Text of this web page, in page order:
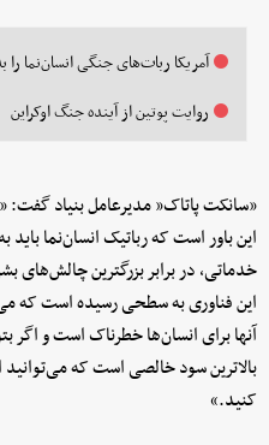
آمریکا ربات‌های جنگی انسان‌نما را
روایت پوتین از آینده جنگ اوکراین
«سانکت پاتاک« مدیرعامل بنیاد
این باور است که رباتیک انسان‌نما
خدماتی، در برابر بزرگترین چالش‌های
این فناوری به سطحی رسیده است که
آنها برای انسان‌ها خطرناک است و اگر
بالاترین سود خالصی است که می‌توانید
کنید.»